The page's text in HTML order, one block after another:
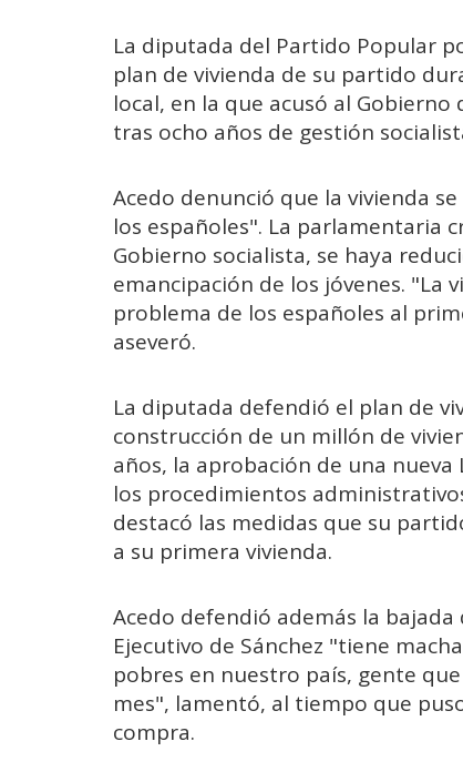
La diputada del Partido Popular
plan de vivienda de su partido
local, en la que acusó al
tras ocho años de gestión
Acedo denunció que la vivienda
los españoles". La parlamentaria
Gobierno socialista, se haya
emancipación de los jóvenes. "La
problema de los españoles al
aseveró.
La diputada defendió el plan de
construcción de un millón de
años, la aprobación de una nueva
los procedimientos
destacó las medidas que su
a su primera vivienda.
Acedo defendió además la
Ejecutivo de Sánchez "tiene
pobres en nuestro país, gente
mes", lamentó, al tiempo que
compra.